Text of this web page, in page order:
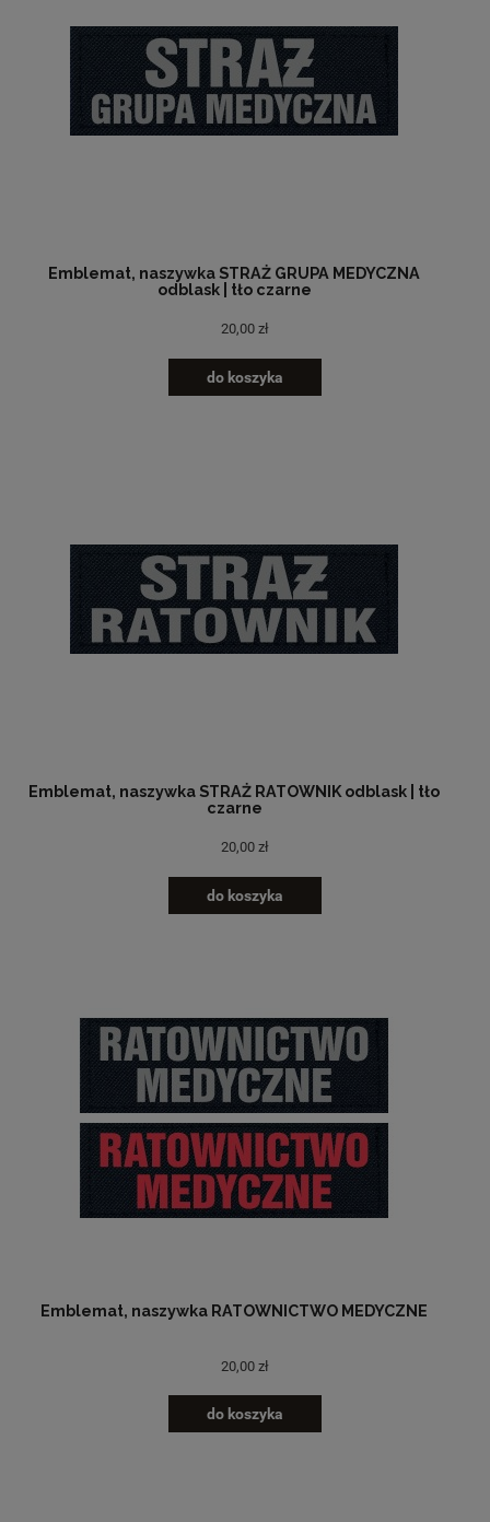
Emblemat, naszywka STRAŻ GRUPA MEDYCZNA
odblask | tło czarne
20,00 zł
do koszyka
Emblemat, naszywka STRAŻ RATOWNIK odblask | tło
czarne
20,00 zł
do koszyka
Emblemat, naszywka RATOWNICTWO MEDYCZNE
20,00 zł
do koszyka